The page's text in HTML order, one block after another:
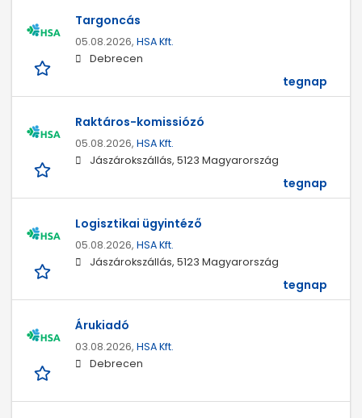
Targoncás
05.08.2026, HSA Kft.
Debrecen
tegnap
Raktáros-komissiózó
05.08.2026, HSA Kft.
Jászárokszállás, 5123 Magyarország
tegnap
Logisztikai ügyintéző
05.08.2026, HSA Kft.
Jászárokszállás, 5123 Magyarország
tegnap
Árukiadó
03.08.2026, HSA Kft.
Debrecen